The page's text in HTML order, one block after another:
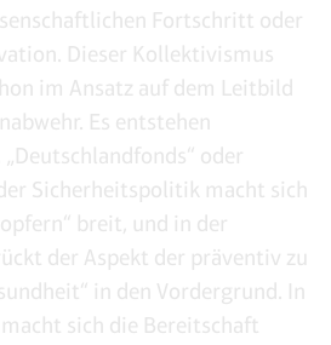
Fortschritt oder
Dieser Kollektivismus
im Ansatz auf dem Leitbild
Es entstehen
„Deutschlandfonds“ oder
Sicherheitspolitik macht sich
breit, und in der
der Aspekt der präventiv zu
in den Vordergrund. In
sich die Bereitschaft